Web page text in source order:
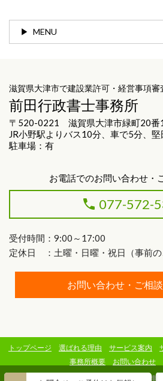
MENU
滋賀県大津市で建設業許可・経営事項審
前田行政書士事務所
〒520-0221 滋賀県大津市緑町20番
JR小野駅よりバス10分、車で5分、
駐車場：有
お電話でのお問い合わせ・
077-572-
受付時間：9:00～17:00
定休日 ：土曜・日曜・祝日（事前の
お問い合わせ・ご相
(C) 前田行政書士事務
トップページ 選ばれる理由 サービス案内
事務所概要
お問い合わせ